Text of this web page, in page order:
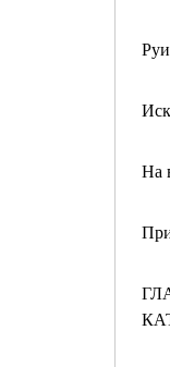
На